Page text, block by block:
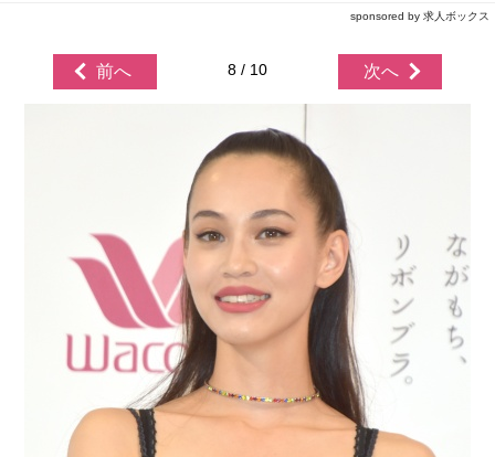
sponsored by 求人ボックス
前へ 8 / 10 次へ